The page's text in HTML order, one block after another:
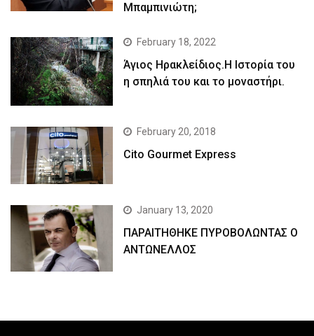
Μπαμπινιώτη;
February 18, 2022
Άγιος Ηρακλείδιος.Η Ιστορία του
η σπηλιά του και το μοναστήρι.
February 20, 2018
Cito Gourmet Express
January 13, 2020
ΠΑΡΑΙΤΗΘΗΚΕ ΠΥΡΟΒΟΛΩΝΤΑΣ Ο
ΑΝΤΩΝΕΛΛΟΣ